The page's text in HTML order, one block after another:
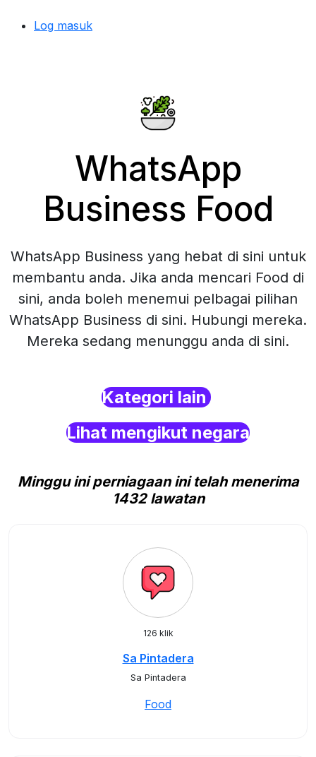
Log masuk
WhatsApp
Business Food
WhatsApp Business yang hebat di sini untuk
membantu anda. Jika anda mencari Food di
sini, anda boleh menemui pelbagai pilihan
WhatsApp Business di sini. Hubungi mereka.
Mereka sedang menunggu anda di sini.
Kategori lain
Lihat mengikut negara
Minggu ini perniagaan ini telah menerima
1432 lawatan
126 klik
Sa Pintadera
Sa Pintadera
Food